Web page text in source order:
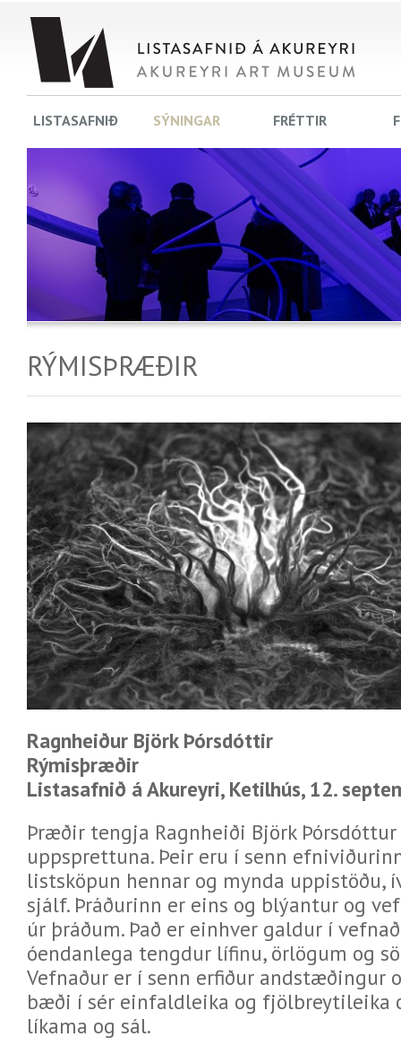
RÝMISÞRÆÐIR
Ragnheiður Björk Þórsdóttir
Rýmisþræðir
Listasafnið á Akureyri, Ketilhús, 12.
Þræðir tengja Ragnheiði Björk
uppsprettuna. Þeir eru í senn
listsköpun hennar og mynda uppistöðu,
sjálf. Þráðurinn er eins og blýantur og
úr þráðum. Það er einhver galdur í
óendanlega tengdur lífinu, örlögum og
Vefnaður er í senn erfiður andstæðingur
bæði í sér einfaldleika og fjölbreytileika
líkama og sál.
LISTASAFNIÐ SÝNINGAR FRÉTTIR